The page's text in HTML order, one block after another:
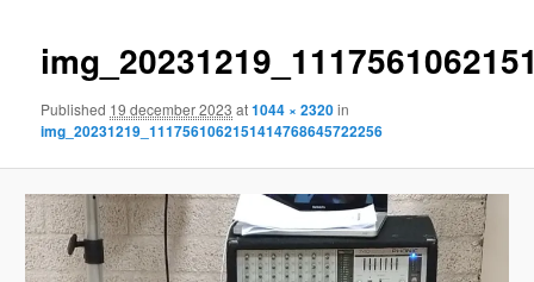
content
Published 19 december 2023 at1044 × 2320in
img_20231219_1117561062151414768645722256